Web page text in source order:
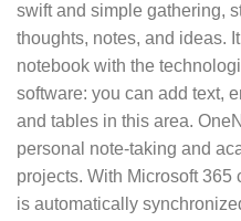
swift and simple gathering,
thoughts, notes, and ideas.
notebook with the
software: you can add text,
and tables in this area.
personal note-taking and
projects. With Microsoft
is automatically